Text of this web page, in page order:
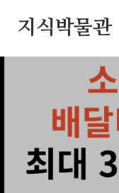
지식박물관